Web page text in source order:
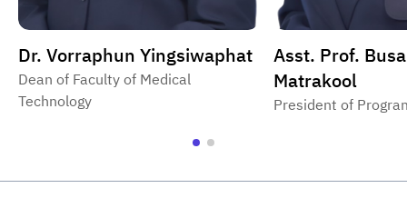
Dr. Vorraphun Yingsiwaphat
Dean of Faculty of Medical
Technology
Asst. Prof.
Matrakool
President of